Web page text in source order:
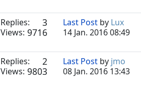
Replies: 3
Views: 9716
Last Post by Lux
14 Jan. 2016 08:49
Replies: 2
Views: 9803
Last Post by jmo
08 Jan. 2016 13:43